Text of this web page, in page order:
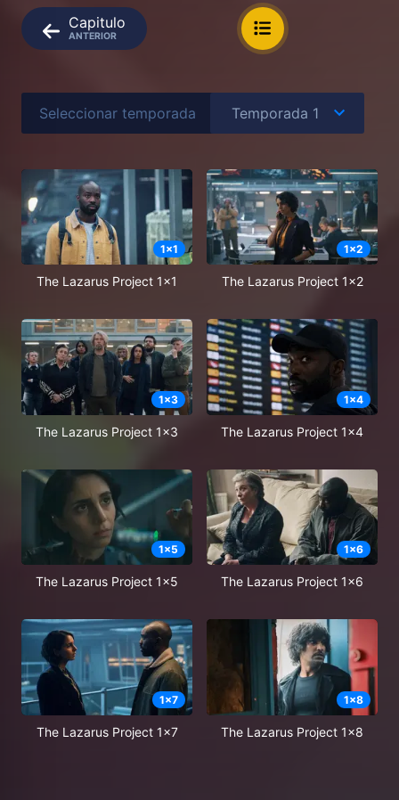
Capitulo
ANTERIOR
Seleccionar temporada
1x1
The Lazarus Project 1x1
1x2
The Lazarus Project 1x2
1x3
The Lazarus Project 1x3
1x4
The Lazarus Project 1x4
1x5
The Lazarus Project 1x5
1x6
The Lazarus Project 1x6
1x7
The Lazarus Project 1x7
1x8
The Lazarus Project 1x8